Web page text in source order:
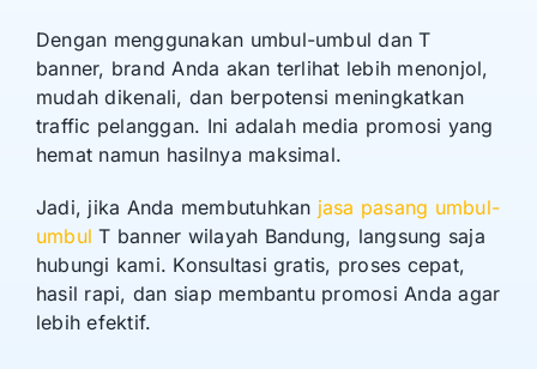
Dengan menggunakan umbul-umbul dan T
banner, brand Anda akan terlihat lebih menonjol,
mudah dikenali, dan berpotensi meningkatkan
traffic pelanggan. Ini adalah media promosi yang
hemat namun hasilnya maksimal.
Jadi, jika Anda membutuhkan jasa pasang umbul-
umbul T banner wilayah Bandung, langsung saja
hubungi kami. Konsultasi gratis, proses cepat,
hasil rapi, dan siap membantu promosi Anda agar
lebih efektif.